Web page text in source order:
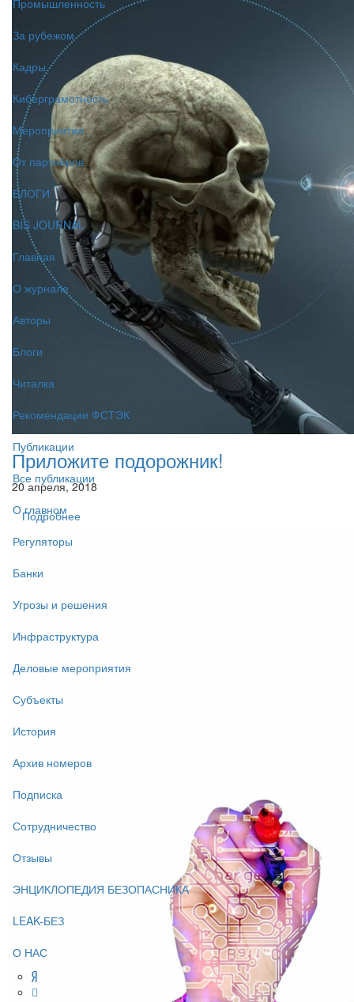
Промышленность
За рубежом
Кадры
Киберграмотность
Мероприятия
От партнёров
БЛОГИ
BIS JOURNAL
Главная
О журнале
Авторы
Блоги
Читалка
Рекомендации ФСТЭК
Публикации
Все публикации
О главном
Регуляторы
Банки
Угрозы и решения
Инфраструктура
Деловые мероприятия
Субъекты
История
Архив номеров
Подписка
Сотрудничество
Отзывы
ЭНЦИКЛОПЕДИЯ БЕЗОПАСНИКА
LEAK-БЕЗ
О НАС
Приложите подорожник!
20 апреля, 2018
Подробнее